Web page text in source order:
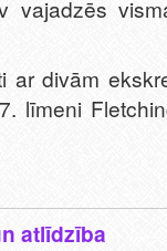
vajadzēs
ar divām
līmeni
atlīdzība